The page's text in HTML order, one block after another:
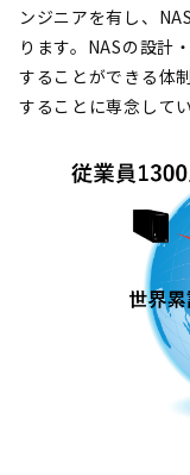
ンジニアを有し、
ります。NASの設計
することができる体
することに専念してい